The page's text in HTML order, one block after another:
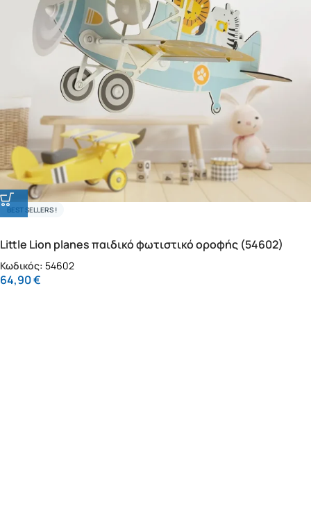
BEST SELLERS !
Little Lion planes παιδικό φωτιστικό οροφής (54602)
Κωδικός: 54602
64,90€